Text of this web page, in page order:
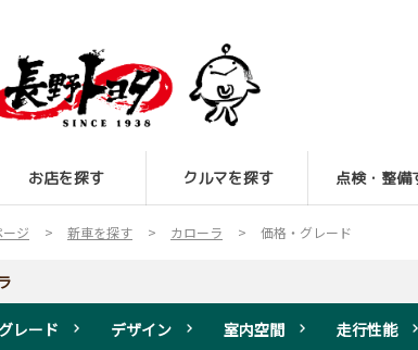
お店を探す クルマを探す 点検・整備
ージ 新車を探す カローラ 価格・グレード
レード デザイン 室内空間 走行性能